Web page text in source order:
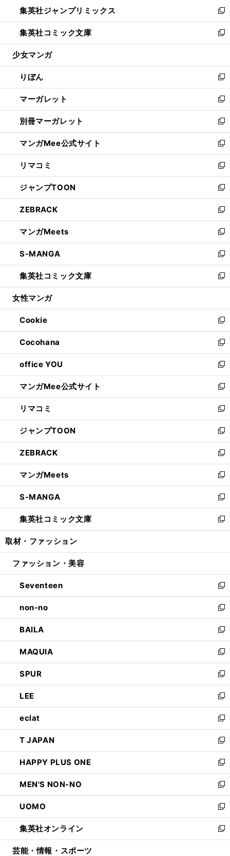
く
で
開
く
ド
ウ
で
開
ィ
ン
ド
ウ
開
く
い
ウ
ィ
ン
ウ
で
開
く
集英社ジャンプリミックス
新
し
い
ウ
ン
ド
ウ
で
開
く
集英社コミック文庫
新
し
ウ
ィ
ン
ド
ウ
で
開
く
少女マンガ
りぼん
新
し
い
ウ
ィ
ン
ド
ウ
で
開
く
マーガレット
新
し
い
ウ
ィ
ン
ド
ウ
で
開
く
別冊マーガレット
新
し
い
ウ
ィ
ン
ド
ウ
で
開
く
マンガMee公式サイト
新
し
い
ウ
ィ
ン
ド
ウ
で
開
く
リマコミ
新
し
い
ウ
ィ
ン
ド
ウ
で
開
く
ジャンプTOON
新
し
い
ウ
ィ
ン
ド
ウ
で
開
ZEBRACK
新
し
い
ウ
ィ
ン
ド
ウ
開
く
マンガMeets
新
し
い
ウ
ィ
ン
ウ
で
開
く
S-MANGA
新
し
い
ウ
ン
ド
ウ
で
開
く
集英社コミック文庫
新
し
ウ
ィ
ン
ド
ウ
で
開
く
女性マンガ
Cookie
新
し
い
ウ
ィ
ン
ド
ウ
で
開
く
Cocohana
新
し
い
ウ
ィ
ン
ド
ウ
で
開
く
office YOU
新
し
い
ウ
ィ
ン
ド
ウ
で
開
く
マンガMee公式サイト
新
し
い
ウ
ィ
ン
ド
ウ
で
開
く
リマコミ
新
し
い
ウ
ィ
ン
ド
ウ
で
開
く
ジャンプTOON
新
し
い
ウ
ィ
ン
ド
ウ
で
開
ZEBRACK
新
し
い
ウ
ィ
ン
ド
ウ
開
マンガMeets
新
し
い
ウ
ィ
ン
ウ
開
く
S-MANGA
新
し
い
ウ
ン
ウ
で
開
く
集英社コミック文庫
新
し
ウ
ン
ド
ウ
で
開
く
取材・ファッション
ファッション・美容
Seventeen
新
し
い
ウ
ィ
ン
ド
ウ
で
開
く
non-no
新
し
い
ウ
ィ
ン
ド
ウ
で
開
く
BAILA
新
し
い
ウ
ィ
ン
ド
ウ
で
開
く
MAQUIA
新
し
い
ウ
ィ
ン
ド
ウ
で
開
く
SPUR
新
し
い
ウ
ィ
ン
ド
ウ
で
開
く
LEE
新
し
い
ウ
ィ
ン
ド
ウ
で
開
く
eclat
新
し
い
ウ
ィ
ン
ド
ウ
で
開
く
T JAPAN
新
し
い
ウ
ィ
ン
ド
ウ
で
開
HAPPY PLUS ONE
新
し
い
ウ
ィ
ン
ド
ウ
MEN'S NON-NO
新
し
い
ウ
ィ
ン
UOMO
新
し
い
ウ
集英社オンライン
新
し
芸能・情報・スポーツ